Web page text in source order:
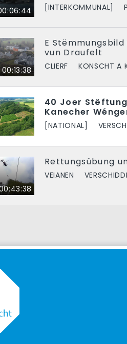
[INTERKOMMUNAL]
00:13:38
E
vun Draufelt
CLIERF KONSCHT A
40 Joer
Kanecher
[NATIONAL]
Rettungsübung
VEIANEN